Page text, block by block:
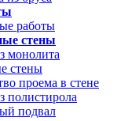
работы
стены
монолита
стены
проема в стене
полистирола
подвал